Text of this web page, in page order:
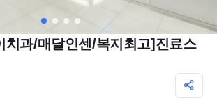
치과/매달인센/복지최고]진료스